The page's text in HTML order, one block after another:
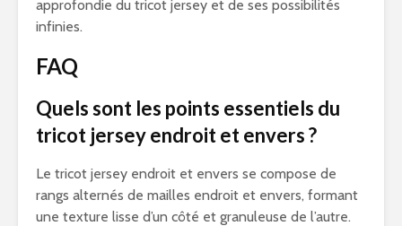
approfondie du tricot jersey et de ses possibilités
infinies.
FAQ
Quels sont les points essentiels du
tricot jersey endroit et envers ?
Le tricot jersey endroit et envers se compose de
rangs alternés de mailles endroit et envers, formant
une texture lisse d’un côté et granuleuse de l’autre.